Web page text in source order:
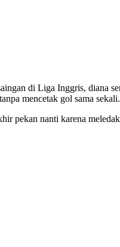
di Liga Inggris, diana
mencetak gol sama
pekan nanti karena